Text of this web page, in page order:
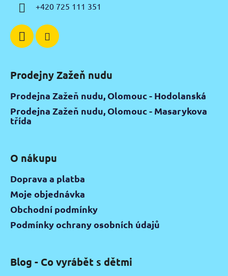
+420 725 111 351
Prodejny Zažeň nudu
Prodejna Zažeň nudu, Olomouc - Hodolanská
Prodejna Zažeň nudu, Olomouc - Masarykova
třída
O nákupu
Doprava a platba
Moje objednávka
Obchodní podmínky
Podmínky ochrany osobních údajů
Blog - Co vyrábět s dětmi